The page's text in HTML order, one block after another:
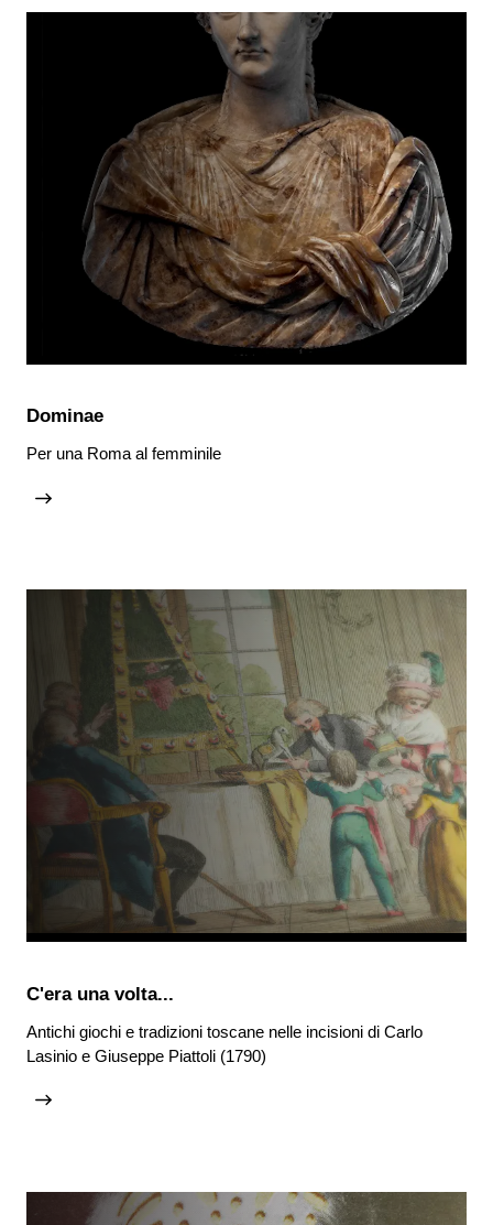
Dominae
Per una Roma al femminile
C'era una volta...
Antichi giochi e tradizioni toscane nelle incisioni di Carlo
Lasinio e Giuseppe Piattoli (1790)